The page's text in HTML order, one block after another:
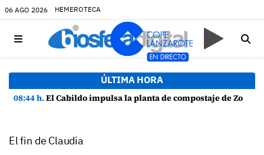
06 AGO 2026 HEMEROTECA
ÚLTIMA HORA
08:44 h.El Cabildo impulsa la planta de compostaje de Zonzamas para tratar 4.375 toneladas de biorresiduos
El fin de Claudia